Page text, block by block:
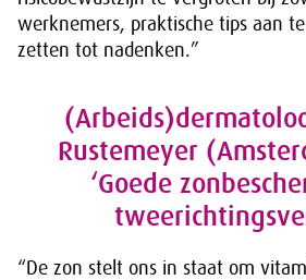
werknemers, praktische tips aan
zetten tot nadenken.”
Rustemeyer
‘Goede
“De zon stelt ons in staat om